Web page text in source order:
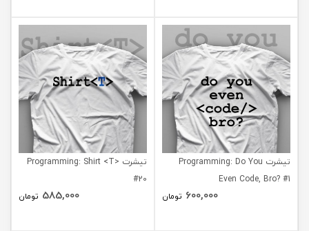
تیشرت Programming: Do You
Even Code, Bro? #1
600,000 تومان
تیشرت Programming: Shirt <T>
#20
585,000 تومان